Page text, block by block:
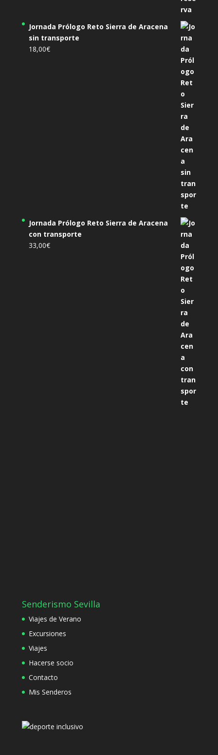
Jornada Prólogo Reto Sierra de Aracena
sin transporte
18,00€
Jornada Prólogo Reto Sierra de Aracena
con transporte
33,00€
Senderismo Sevilla
Viajes de Verano
Excursiones
Viajes
Hacerse socio
Contacto
Mis Senderos